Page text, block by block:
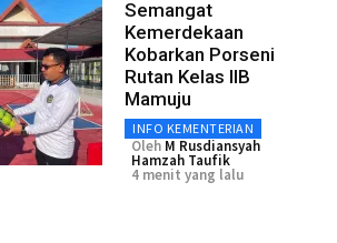
Semangat
Kemerdekaan
Kobarkan Porseni
Rutan Kelas IIB
Mamuju
INFO KEMENTERIAN
Oleh M Rusdiansyah
Hamzah Taufik
4 menit yang lalu